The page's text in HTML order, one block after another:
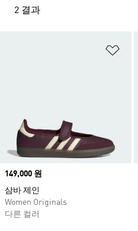
2 결과
Price
149,000 원
삼바 제인
Women Originals
다른 컬러